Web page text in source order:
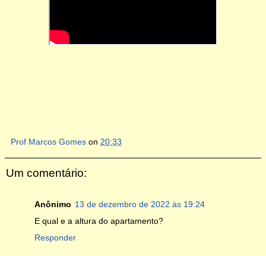
Prof Marcos Gomes on 20:33
Um comentário:
Anônimo 13 de dezembro de 2022 às 19:24
E qual e a altura do apartamento?
Responder